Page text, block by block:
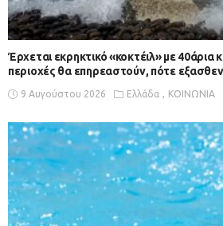
Έρχεται εκρηκτικό «κοκτέιλ» με 40άρια
περιοχές θα επηρεαστούν, πότε
9 Αυγούστου 2026 Ελλάδα ΚΟΙΝΩΝΙΑ